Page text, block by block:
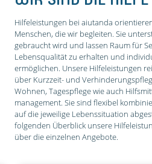
Hilfeleistungen bei aiutanda
Menschen, die wir begleiten. Sie
gebraucht wird und lassen Raum für
Lebensqualität zu erhalten und
ermöglichen. Unsere Hilfeleistungen
über Kurzzeit- und
Wohnen, Tagespflege wie auch
management. Sie sind flexibel
auf die jeweilige Lebenssituation
folgenden Überblick unsere
über die einzelnen Angebote.